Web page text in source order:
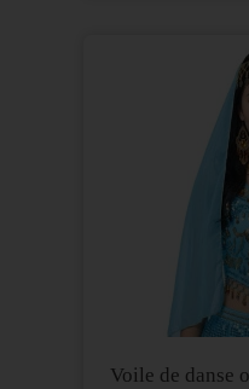
Voile de danse